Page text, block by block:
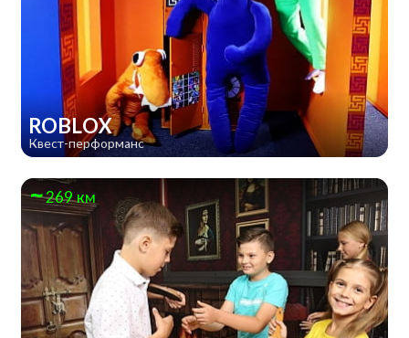
ROBLOX
Квест-перформанс
269 км